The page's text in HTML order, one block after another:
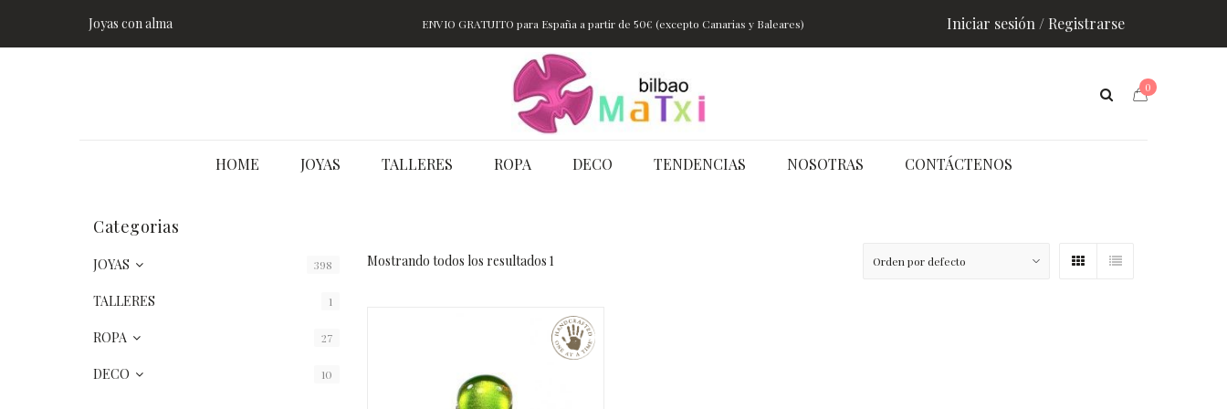
Joyas con alma ENVIO GRATUITO para España a partir de 50€ (excepto Canarias y Baleares) Iniciar sesión / Registrarse
0
HOME JOYAS TALLERES ROPA DECO TENDENCIAS NOSOTRAS CONTÁCTENOS
Mostrando todos los resultados 1
Categorias
JOYAS 398
TALLERES 1
ROPA 27
DECO 10